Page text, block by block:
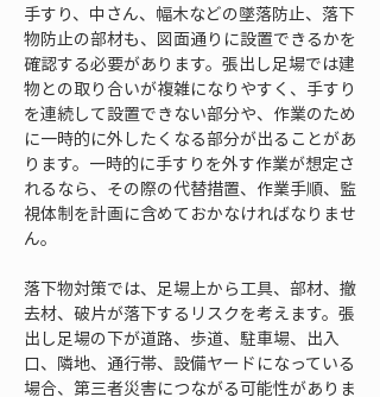
手すり、中さん、幅木などの墜落防止、落下
物防止の部材も、図面通りに設置できるかを
確認する必要があります。張出し足場では建
物との取り合いが複雑になりやすく、手すり
を連続して設置できない部分や、作業のため
に一時的に外したくなる部分が出ることがあ
ります。一時的に手すりを外す作業が想定さ
れるなら、その際の代替措置、作業手順、監
視体制を計画に含めておかなければなりませ
ん。
落下物対策では、足場上から工具、部材、撤
去材、破片が落下するリスクを考えます。張
出し足場の下が道路、歩道、駐車場、出入
口、隣地、通行帯、設備ヤードになっている
場合、第三者災害につながる可能性がありま